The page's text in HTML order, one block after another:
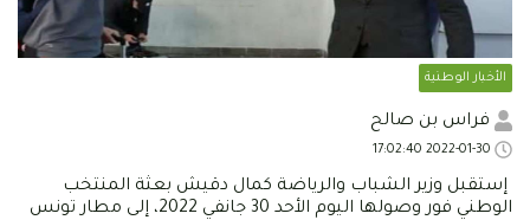
الأخبار الوطنية
فراس بن صالح
إستقبل وزير الشباب والرياضة كمال دقيش بعثة المنتخب
الوطني فور وصولها اليوم الأحد 30 جانفي 2022، إلى مطار تونس